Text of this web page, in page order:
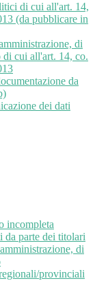
di cui all'art. 14,
(da pubblicare in
di
cui all'art. 14, co.
da
dei dati
incompleta
da parte dei titolari
di
provinciali